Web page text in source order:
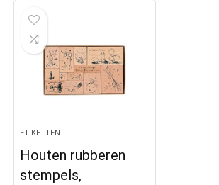
ETIKETTEN
Houten rubberen
stempels,